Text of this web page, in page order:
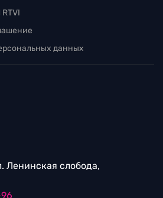
данных
Ленинская слобода,